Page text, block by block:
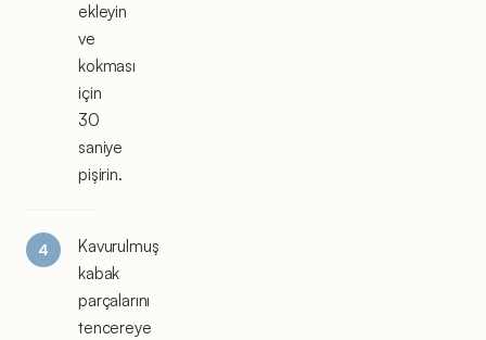
ekleyin
ve
kokması
için
30
saniye
pişirin.
Kavurulmuş
kabak
parçalarını
tencereye